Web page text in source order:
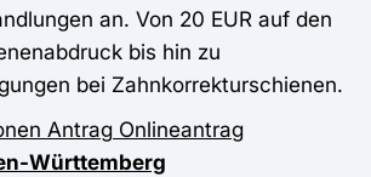
an. Von 20 EUR auf den
bis hin zu
bei Zahnkorrekturschienen.
Antrag Onlineantrag
Württemberg